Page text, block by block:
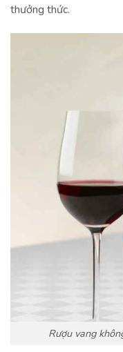
thưởng thức.
Rượu vang